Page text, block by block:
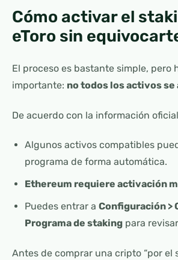
Cómo activar el
eToro sin
El proceso es bastante simple, pero
importante: no todos los activos
De acuerdo con la información oficial
Algunos activos compatibles
programa de forma automática.
Ethereum requiere activación
Puedes entrar a Configuración >
Programa de stakingpara
Antes de comprar una cripto “por el